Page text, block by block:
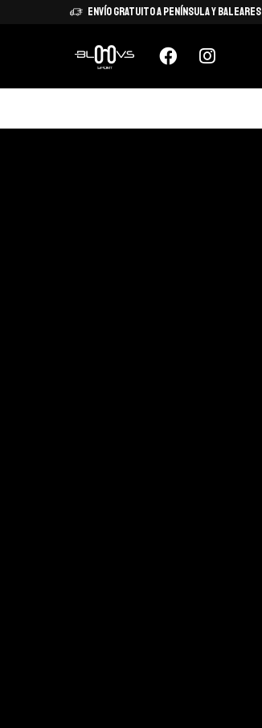
Envío Gratuito a Península y Baleares